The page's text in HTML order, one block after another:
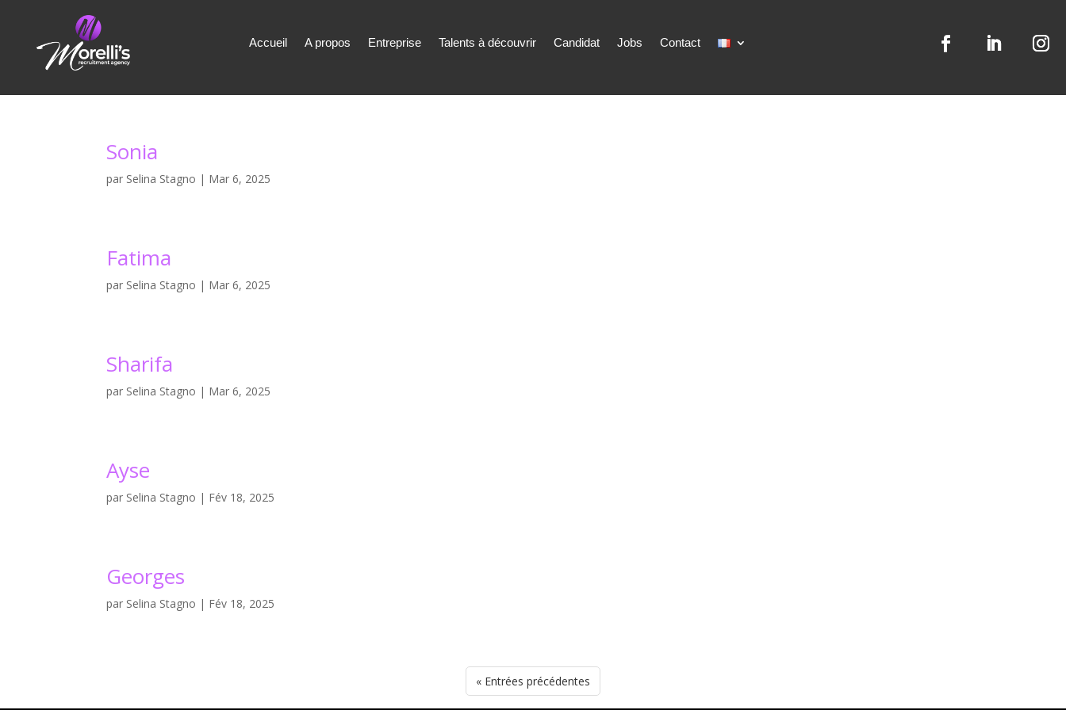
Accueil A propos Entreprise Talents à découvrir Candidat Jobs Contact
Sonia
par Selina Stagno | Mar 6, 2025
Fatima
par Selina Stagno | Mar 6, 2025
Sharifa
par Selina Stagno | Mar 6, 2025
Ayse
par Selina Stagno | Fév 18, 2025
Georges
par Selina Stagno | Fév 18, 2025
« Entrées précédentes